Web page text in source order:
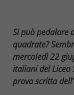
Si può pedalare
quadrate?
mercoledì 22
italiani del Liceo
prova scritta